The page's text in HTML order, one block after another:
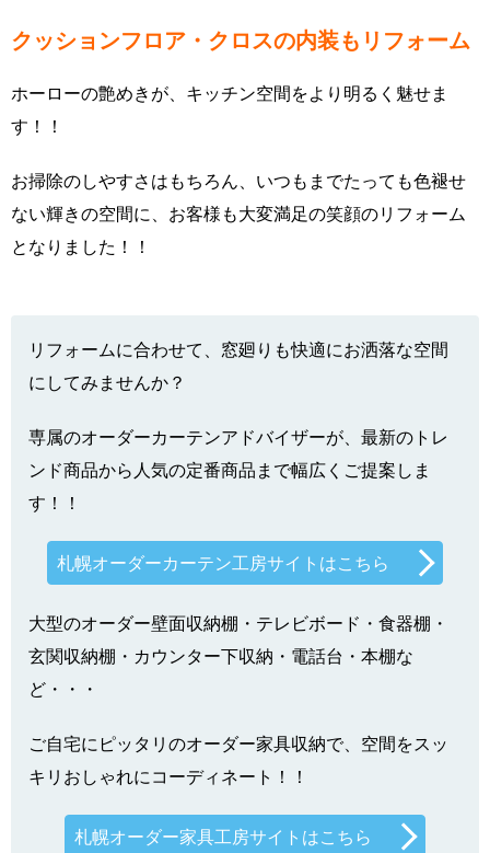
クッションフロア・クロスの内装もリフォーム
ホーローの艶めきが、キッチン空間をより明るく魅せま
す！！
お掃除のしやすさはもちろん、いつもまでたっても色褪せ
ない輝きの空間に、お客様も大変満足の笑顔のリフォーム
となりました！！
リフォームに合わせて、窓廻りも快適にお洒落な空間
にしてみませんか？
専属のオーダーカーテンアドバイザーが、最新のトレ
ンド商品から人気の定番商品まで幅広くご提案しま
す！！
札幌オーダーカーテン工房サイトはこちら
大型のオーダー壁面収納棚・テレビボード・食器棚・
玄関収納棚・カウンター下収納・電話台・本棚な
ど・・・
ご自宅にピッタリのオーダー家具収納で、空間をスッ
キリおしゃれにコーディネート！！
札幌オーダー家具工房サイトはこちら